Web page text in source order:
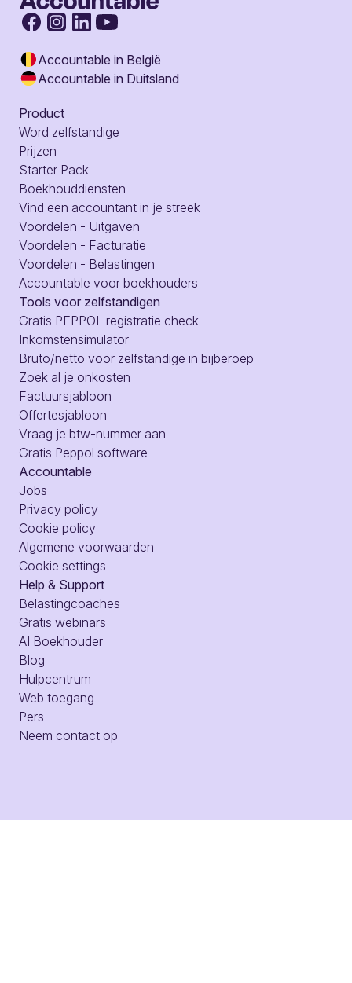
Accountable in België
Accountable in Duitsland
Product
Word zelfstandige
Prijzen
Starter Pack
Boekhouddiensten
Vind een accountant in je streek
Voordelen - Uitgaven
Voordelen - Facturatie
Voordelen - Belastingen
Accountable voor boekhouders
Tools voor zelfstandigen
Gratis PEPPOL registratie check
Inkomstensimulator
Bruto/netto voor zelfstandige in bijberoep
Zoek al je onkosten
Factuursjabloon
Offertesjabloon
Vraag je btw-nummer aan
Gratis Peppol software
Accountable
Jobs
Privacy policy
Cookie policy
Algemene voorwaarden
Cookie settings
Help & Support
Belastingcoaches
Gratis webinars
AI Boekhouder
Blog
Hulpcentrum
Web toegang
Pers
Neem contact op